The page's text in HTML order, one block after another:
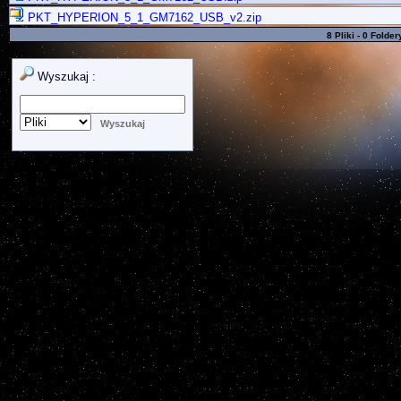
PKT_HYPERION_5_1_GM7162_USB_v2.zip
8 Pliki - 0
Wyszukaj :